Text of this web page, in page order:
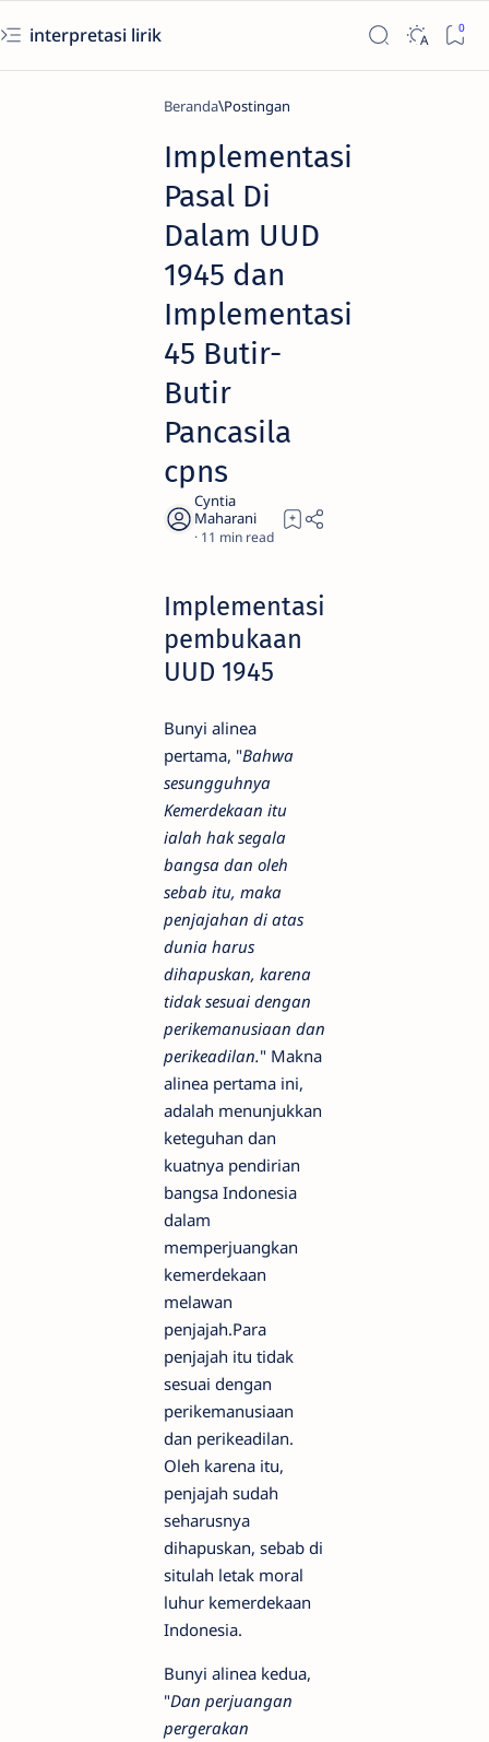
interpretasi lirik
Beranda
Implementasi
Pasal Di
Dalam UUD
1945 dan
Implementasi
45 Butir-
Butir
Pancasila
cpns
11
Implementasi
pembukaan
UUD 1945
Bunyi alinea
pertama, "Bahwa
sesungguhnya
Kemerdekaan itu
ialah hak segala
bangsa dan oleh
sebab itu, maka
penjajahan di atas
dunia harus
dihapuskan, karena
tidak sesuai dengan
perikemanusiaan dan
perikeadilan." Makna
alinea pertama ini,
adalah menunjukkan
keteguhan dan
kuatnya pendirian
bangsa Indonesia
dalam
memperjuangkan
kemerdekaan
melawan
penjajah.Para
penjajah itu tidak
sesuai dengan
perikemanusiaan
dan perikeadilan.
Oleh karena itu,
penjajah sudah
seharusnya
dihapuskan, sebab di
situlah letak moral
luhur kemerdekaan
Indonesia.
Bunyi alinea kedua,
"Dan perjuangan
pergerakan